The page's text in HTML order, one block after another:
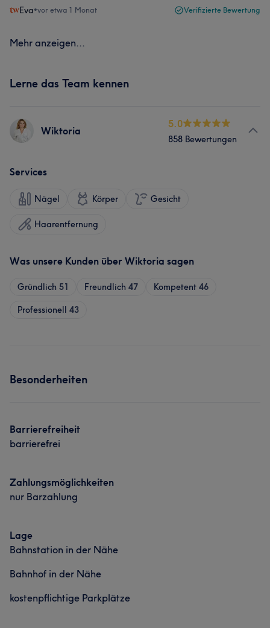
Eva•vor etwa 1 Monat Verifizierte Bewertung
Mehr anzeigen...
Lerne das Team kennen
Wiktoria
5.0
858 Bewertungen
Services
Nägel Körper Gesicht
Haarentfernung
Was unsere Kunden über Wiktoria sagen
Gründlich 51 Freundlich 47 Kompetent 46
Professionell 43
Besonderheiten
Barrierefreiheit
barrierefrei
Zahlungsmöglichkeiten
nur Barzahlung
Lage
Bahnstation in der Nähe
Bahnhof in der Nähe
kostenpflichtige Parkplätze